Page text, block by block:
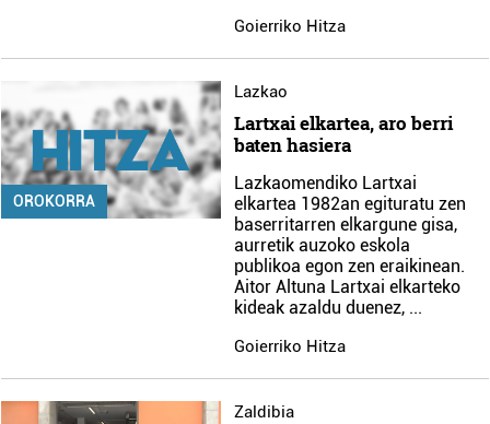
Goierriko Hitza
OROKORRA
Lazkao
Lartxai elkartea, aro berri
baten hasiera
Lazkaomendiko Lartxai
elkartea 1982an egituratu zen
baserritarren elkargune gisa,
aurretik auzoko eskola
publikoa egon zen eraikinean.
Aitor Altuna Lartxai elkarteko
kideak azaldu duenez, ...
Goierriko Hitza
Zaldibia